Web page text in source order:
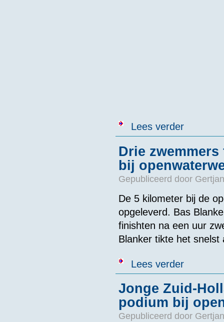
Lees verderover EJK van
Drie
bij
Gepubliceerd door
De 5 kilometer bij de
opgeleverd. Bas
finishten na een uur
Blanker tikte het
Lees verderover Drie
Jonge Zuid-
podium bij
Gepubliceerd door